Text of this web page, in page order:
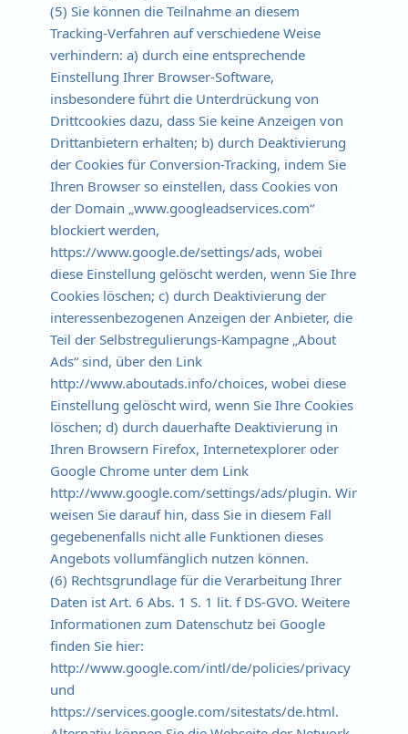
(5) Sie können die Teilnahme an diesem
Tracking-Verfahren auf verschiedene Weise
verhindern: a) durch eine entsprechende
Einstellung Ihrer Browser-Software,
insbesondere führt die Unterdrückung von
Drittcookies dazu, dass Sie keine Anzeigen von
Drittanbietern erhalten; b) durch Deaktivierung
der Cookies für Conversion-Tracking, indem Sie
Ihren Browser so einstellen, dass Cookies von
der Domain „www.googleadservices.com“
blockiert werden,
https://www.google.de/settings/ads, wobei
diese Einstellung gelöscht werden, wenn Sie Ihre
Cookies löschen; c) durch Deaktivierung der
interessenbezogenen Anzeigen der Anbieter, die
Teil der Selbstregulierungs-Kampagne „About
Ads“ sind, über den Link
http://www.aboutads.info/choices, wobei diese
Einstellung gelöscht wird, wenn Sie Ihre Cookies
löschen; d) durch dauerhafte Deaktivierung in
Ihren Browsern Firefox, Internetexplorer oder
Google Chrome unter dem Link
http://www.google.com/settings/ads/plugin. Wir
weisen Sie darauf hin, dass Sie in diesem Fall
gegebenenfalls nicht alle Funktionen dieses
Angebots vollumfänglich nutzen können.
(6) Rechtsgrundlage für die Verarbeitung Ihrer
Daten ist Art. 6 Abs. 1 S. 1 lit. f DS-GVO. Weitere
Informationen zum Datenschutz bei Google
finden Sie hier:
http://www.google.com/intl/de/policies/privacy
und
https://services.google.com/sitestats/de.html.